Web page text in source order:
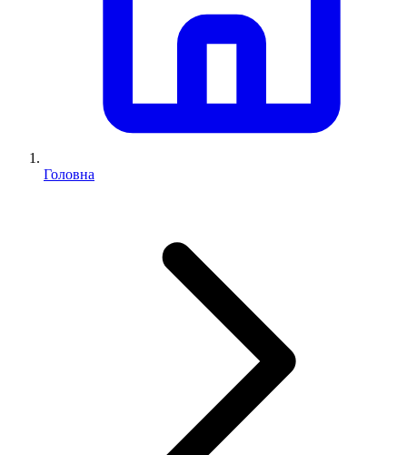
Головна